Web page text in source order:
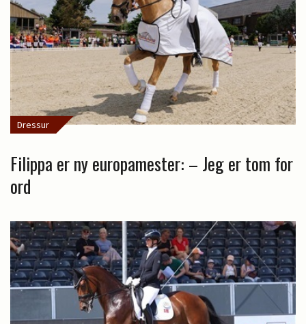
Dressur
Filippa er ny europamester: – Jeg er tom for
ord